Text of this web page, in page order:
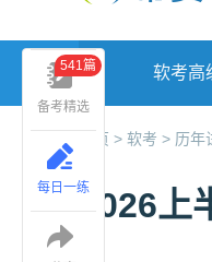
软考高
首页 > 软考 > 历年
2026上
备考精选
541篇
每日一练